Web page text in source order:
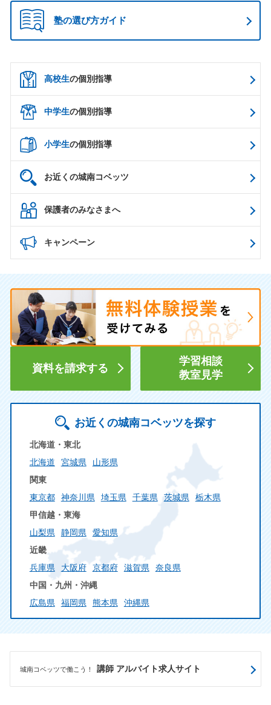
塾の選び方ガイド
高校生の個別指導
中学生の個別指導
小学生の個別指導
お近くの城南コベッツ
保護者のみなさまへ
キャンペーン
資料を請求する
学習相談
教室見学
お近くの城南コベッツを探す
北海道・東北
北海道
宮城県
山形県
関東
東京都
神奈川県 埼玉県 千葉県 茨城県
栃木県
甲信越・東海
山梨県
静岡県
愛知県
近畿
兵庫県
大阪府 京都府 滋賀県
奈良県
中国・九州・沖縄
広島県
福岡県 熊本県 沖縄県
城南コベッツで働こう！ 講師 アルバイト求人サイト